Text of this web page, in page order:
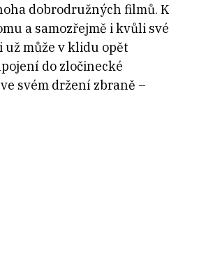
dobrodružných filmů. K
a samozřejmě i kvůli své
může v klidu opět
do zločinecké
svém držení zbraně –